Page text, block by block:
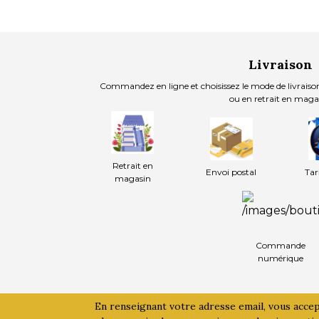
Livraison
Commandez en ligne et choisissez le mode de
ou en retrait en
Retrait en
magasin
Envoi postal
Commande
numérique
En renseignant votre adresse email, vous